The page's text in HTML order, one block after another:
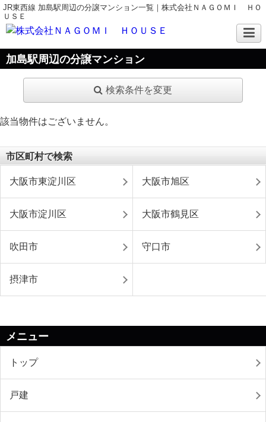
JR東西線 加島駅周辺の分譲マンション一覧｜株式会社ＮＡＧＯＭＩ ＨＯ
ＵＳＥ
加島駅周辺の分譲マンション
検索条件を変更
該当物件はございません。
市区町村で検索
大阪市東淀川区 大阪市旭区
大阪市淀川区 大阪市鶴見区
吹田市 守口市
摂津市
メニュー
トップ
戸建